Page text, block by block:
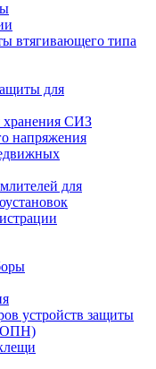
втягивающего типа
для
СИЗ
напряжения
для
устройств защиты
(ОПН)